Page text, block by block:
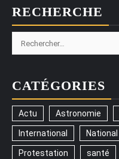
RECHERCHE
Rechercher :
CATÉGORIES
Actu Astronomie
International National
Protestation santé